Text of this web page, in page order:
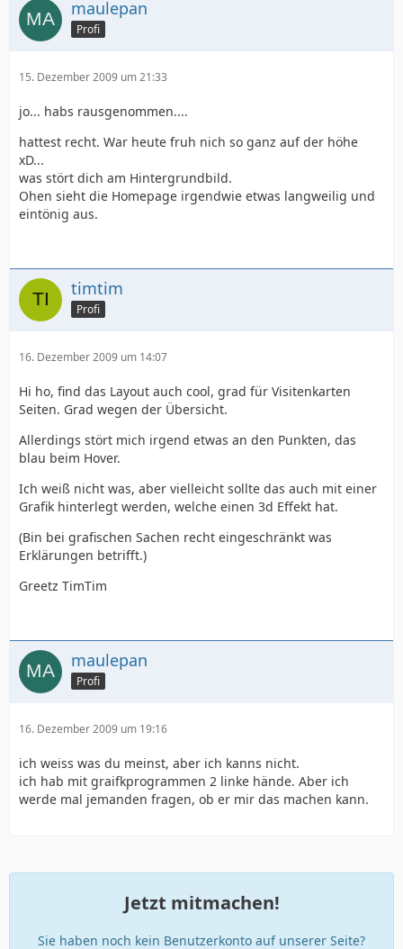
maulepan
Profi
15. Dezember 2009 um 21:33
jo... habs rausgenommen....
hattest recht. War heute fruh nich so ganz auf der höhe
xD...
was stört dich am Hintergrundbild.
Ohen sieht die Homepage irgendwie etwas langweilig und
eintönig aus.
timtim
Profi
16. Dezember 2009 um 14:07
Hi ho, find das Layout auch cool, grad für Visitenkarten
Seiten. Grad wegen der Übersicht.
Allerdings stört mich irgend etwas an den Punkten, das
blau beim Hover.
Ich weiß nicht was, aber vielleicht sollte das auch mit einer
Grafik hinterlegt werden, welche einen 3d Effekt hat.
(Bin bei grafischen Sachen recht eingeschränkt was
Erklärungen betrifft.)
Greetz TimTim
maulepan
Profi
16. Dezember 2009 um 19:16
ich weiss was du meinst, aber ich kanns nicht.
ich hab mit graifkprogrammen 2 linke hände. Aber ich
werde mal jemanden fragen, ob er mir das machen kann.
Jetzt mitmachen!
Sie haben noch kein Benutzerkonto auf unserer Seite?